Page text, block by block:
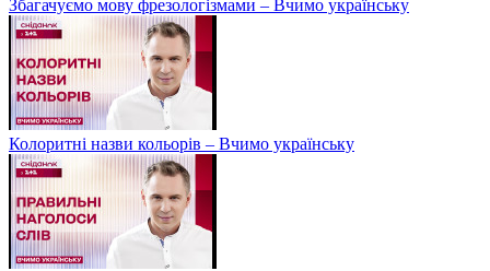
Збагачуємо мову фрезологізмами – Вчимо українську
Колоритні назви кольорів – Вчимо українську